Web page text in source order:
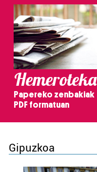
Hemeroteka
Papereko zenbakiak
PDF formatuan
Gipuzkoa